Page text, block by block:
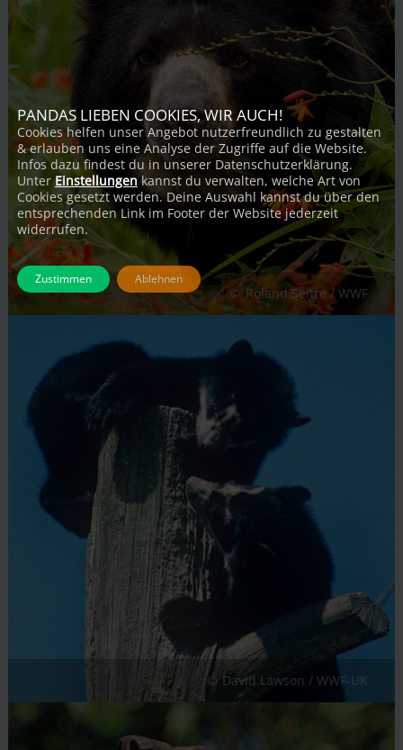
Roland Seitre / WWF
David Lawson / WWF-UK
PANDAS LIEBEN COOKIES, WIR AUCH!
Cookies helfen unser Angebot nutzerfreundlich zu gestalten
& erlauben uns eine Analyse der Zugriffe auf die Website.
Infos dazu findest du in unserer Datenschutzerklärung.
UnterEinstellungen kannst du verwalten, welche Art von
Cookies gesetzt werden. Deine Auswahl kannst du über den
entsprechenden Link im Footer der Website jederzeit
widerrufen.
Zustimmen Ablehnen